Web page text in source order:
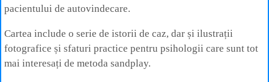
pacientului de autovindecare.
Cartea include o serie de istorii de caz, dar și ilustrații
fotografice și sfaturi practice pentru psihologii care sunt tot
mai interesați de metoda sandplay.